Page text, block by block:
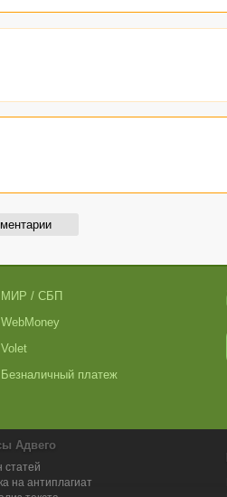
МИР / СБП
WebMoney
Volet
Безналичный платеж
Адвего
статей
на антиплагиат